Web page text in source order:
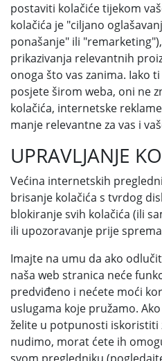
postaviti kolačiće tijekom
kolačića je "ciljano
ponašanje" ili
prikazivanja relevantnih
onoga što vas zanima. Iako
posjete širom weba, oni ne
kolačića, internetske
manje relevantne za vas i
UPRAVLJANJE
Većina internetskih
brisanje kolačića s tvrdog
blokiranje svih kolačića (ili
ili upozoravanje prije
Imajte na umu da ako
naša web stranica neće
predviđeno i nećete moći
uslugama koje pružamo.
želite u potpunosti iskoristiti
nudimo, morat ćete ih